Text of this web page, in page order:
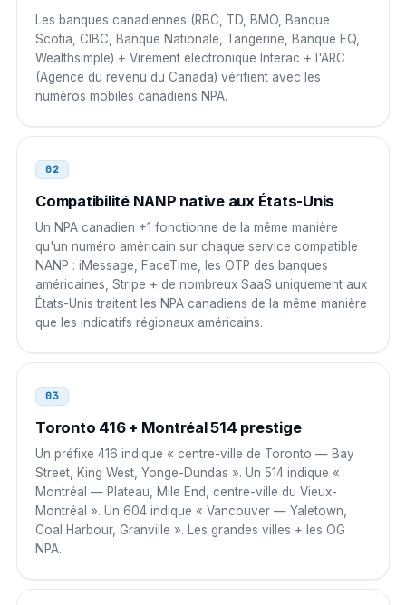
00 1 NPA NXX XXXX
Bangladesh
00 1 NPA NXX XXXX
009 1 NPA NXX XXXX
Afrique du Sud
00 1 NPA NXX XXXX
Egypte 00
00 1 NPA NXX XXXX
00 1 NPA NXX XXXX
Émirats arabes unis
00 1 NPA NXX XXXX
Corée du Sud
001 1 NPA NXX XXXX
Les banques canadiennes (RBC, TD, BMO, Banque
Scotia, CIBC, Banque Nationale, Tangerine, Banque EQ,
Wealthsimple) + Virement électronique Interac + l'ARC
(Agence du revenu du Canada) vérifient avec les
numéros mobiles canadiens NPA.
02
Compatibilité NANP native aux États-Unis
Un NPA canadien +1 fonctionne de la même manière
qu'un numéro américain sur chaque service compatible
NANP : iMessage, FaceTime, les OTP des banques
américaines, Stripe + de nombreux SaaS uniquement aux
États-Unis traitent les NPA canadiens de la même manière
que les indicatifs régionaux américains.
03
Toronto 416 + Montréal 514 prestige
Un préfixe 416 indique « centre-ville de Toronto — Bay
Street, King West, Yonge-Dundas ». Un 514 indique «
Montréal — Plateau, Mile End, centre-ville du Vieux-
Montréal ». Un 604 indique « Vancouver — Yaletown,
Coal Harbour, Granville ». Les grandes villes + les OG
NPA.